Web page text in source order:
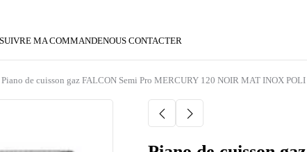
SUIVRE MA COMMANDENOUS CONTACTER
Piano de cuisson gaz FALCON Semi Pro MERCURY 120 NOIR MAT INOX POLI